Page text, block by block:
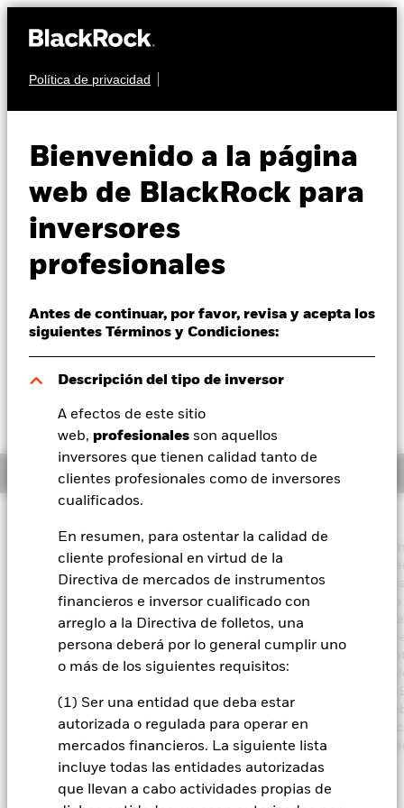
Política de privacidad
Bienvenido a la página
web de BlackRock para
inversores
profesionales
Antes de continuar, por favor, revisa y acepta los
siguientes Términos y Condiciones:
Descripción del tipo de inversor
A efectos de este sitio
web, profesionales son aquellos
inversores que tienen calidad tanto de
clientes profesionales como de inversores
cualificados.
En resumen, para ostentar la calidad de
cliente profesional en virtud de la
Directiva de mercados de instrumentos
financieros e inversor cualificado con
arreglo a la Directiva de folletos, una
persona deberá por lo general cumplir uno
o más de los siguientes requisitos:
(1) Ser una entidad que deba estar
autorizada o regulada para operar en
mercados financieros. La siguiente lista
incluye todas las entidades autorizadas
que llevan a cabo actividades propias de
Perspectivas
Visión de mercado
Educación
Profesionales
España
Change location
BlackRock
iShares
Nuestra compañía
Fund
Valor liquidativo a 06 ago 2026
HKD 272,18
HKD -1,33 (-0,49%)
Información general
El Fondo tiene por objetivo maximizar la rentabilidad de su
través de una combinación de crecimiento del capital y
de los activos del Fondo, e invirtiendo de forma coherente con
principios medioambientales, sociales y de gobierno corporativo
aplicados a la inversión. El Fondo invierte a escala mundial al
70% de su activo total en valores de renta variable (como
empresas domiciliadas o que desarrollen una parte
su actividad económica en servicios financieros. Los activos
Fondo se invertirán de acuerdo con lo establecido en su Política
tal como se indica en el folleto. Para obtener más información
características ESG, consulte el folleto y visite el sitio web de
https://www.blackrock.com/corporate/literature/publication/
baseline-screens-in-europe-middleeast-and-africa.pdf